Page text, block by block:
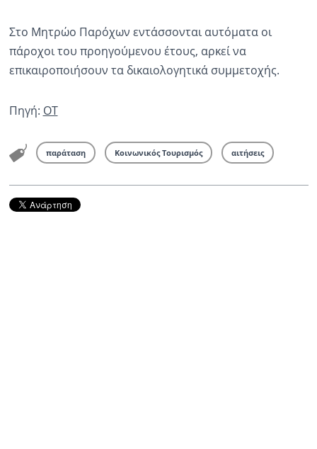
Στο Μητρώο Παρόχων εντάσσονται αυτόματα οι
πάροχοι του προηγούμενου έτους, αρκεί να
επικαιροποιήσουν τα δικαιολογητικά συμμετοχής.
Πηγή: OT
παράταση Κοινωνικός Τουρισμός αιτήσεις